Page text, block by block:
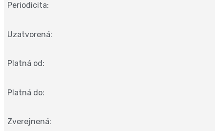
Periodicita:
Uzatvorená:
Platná od:
Platná do:
Zverejnená: